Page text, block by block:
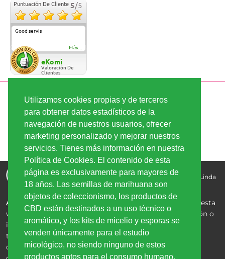
Utilizamos cookies propias y de terceros
para obtener datos estadísticos de la
navegación de nuestros usuarios, ofrecer
marketing personalizado y mejorar nuestros
servicios. Tienes más información en nuestra
Política de Cookies. El contenido de esta
página es exclusivamente para mayores de
18 años. Las semillas de marihuana son
objetos de coleccionismo, los productos de
CBD están destinados a un uso técnico o
aromático, y los kits de micelio y esporas se
venden únicamente para el estudio
micológico, no siendo ninguno de estos
productos aptos para el consumo humano.
Puntuación De Cliente 5/5
Good servis
Más...
eKomi
Valoración De
Clientes
PAGO SEGURO
ENVÍO RÁPIDO
Comprar semillas de marihuana - la mejor calidad, los
mejores precios | Copyright © 2026 Linda-Seeds.com | Linda
Semilla
Aviso Legal:
Los productos de CBD comercializados en esta
web no están destinados al consumo humano, inhalación o
ingestión, y están clasificados exclusivamente para uso
tópico, aromático o de coleccionismo. Las semillas de
cannabis se venden estrictamente como artículos de